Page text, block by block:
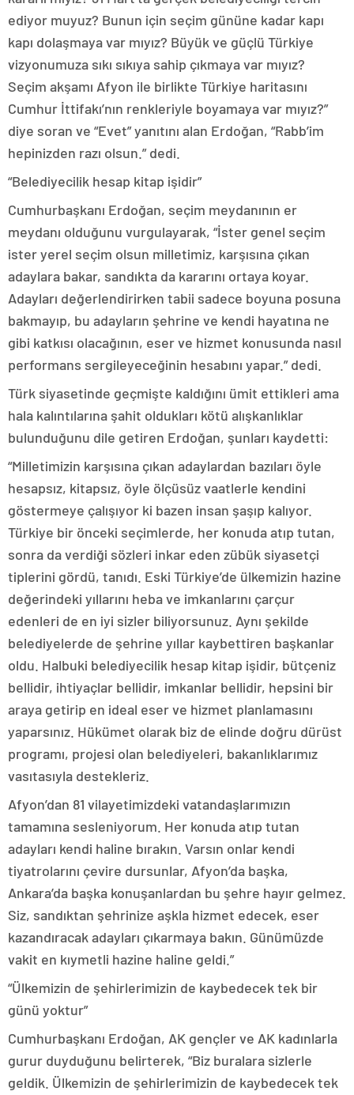
ediyor muyuz? Bunun için seçim gününe kadar kapı
kapı dolaşmaya var mıyız? Büyük ve güçlü Türkiye
vizyonumuza sıkı sıkıya sahip çıkmaya var mıyız?
Seçim akşamı Afyon ile birlikte Türkiye haritasını
Cumhur İttifakı’nın renkleriyle boyamaya var mıyız?”
diye soran ve “Evet” yanıtını alan Erdoğan, “Rabb’im
hepinizden razı olsun.” dedi.
“Belediyecilik hesap kitap işidir”
Cumhurbaşkanı Erdoğan, seçim meydanının er
meydanı olduğunu vurgulayarak, “İster genel seçim
ister yerel seçim olsun milletimiz, karşısına çıkan
adaylara bakar, sandıkta da kararını ortaya koyar.
Adayları değerlendirirken tabii sadece boyuna posuna
bakmayıp, bu adayların şehrine ve kendi hayatına ne
gibi katkısı olacağının, eser ve hizmet konusunda nasıl
performans sergileyeceğinin hesabını yapar.” dedi.
Türk siyasetinde geçmişte kaldığını ümit ettikleri ama
hala kalıntılarına şahit oldukları kötü alışkanlıklar
bulunduğunu dile getiren Erdoğan, şunları kaydetti:
“Milletimizin karşısına çıkan adaylardan bazıları öyle
hesapsız, kitapsız, öyle ölçüsüz vaatlerle kendini
göstermeye çalışıyor ki bazen insan şaşıp kalıyor.
Türkiye bir önceki seçimlerde, her konuda atıp tutan,
sonra da verdiği sözleri inkar eden zübük siyasetçi
tiplerini gördü, tanıdı. Eski Türkiye’de ülkemizin hazine
değerindeki yıllarını heba ve imkanlarını çarçur
edenleri de en iyi sizler biliyorsunuz. Aynı şekilde
belediyelerde de şehrine yıllar kaybettiren başkanlar
oldu. Halbuki belediyecilik hesap kitap işidir, bütçeniz
bellidir, ihtiyaçlar bellidir, imkanlar bellidir, hepsini bir
araya getirip en ideal eser ve hizmet planlamasını
yaparsınız. Hükümet olarak biz de elinde doğru dürüst
programı, projesi olan belediyeleri, bakanlıklarımız
vasıtasıyla destekleriz.
Afyon’dan 81 vilayetimizdeki vatandaşlarımızın
tamamına sesleniyorum. Her konuda atıp tutan
adayları kendi haline bırakın. Varsın onlar kendi
tiyatrolarını çevire dursunlar, Afyon’da başka,
Ankara’da başka konuşanlardan bu şehre hayır gelmez.
Siz, sandıktan şehrinize aşkla hizmet edecek, eser
kazandıracak adayları çıkarmaya bakın. Günümüzde
vakit en kıymetli hazine haline geldi.”
“Ülkemizin de şehirlerimizin de kaybedecek tek bir
günü yoktur”
Cumhurbaşkanı Erdoğan, AK gençler ve AK kadınlarla
gurur duyduğunu belirterek, “Biz buralara sizlerle
geldik. Ülkemizin de şehirlerimizin de kaybedecek tek